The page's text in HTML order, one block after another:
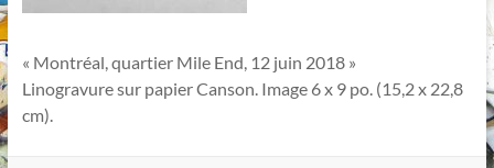
« Montréal, quartier Mile End, 12 juin 2018 »
Linogravure sur papier Canson. Image 6 x 9 po. (15,2 x 22,8
cm).